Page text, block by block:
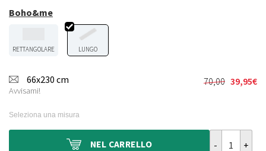
Boho&me
RETTANGOLARE LUNGO
66x230 cm
Avvisami!
70,00
Il
70,00€.
39,95€
Il
39,95€.
Seleziona una misura
NEL CARRELLO